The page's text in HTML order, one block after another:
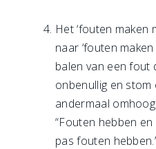
Het ‘fouten maken
naar ‘fouten
balen van een fout
onbenullig en stom
andermaal
“Fouten hebben
pas fouten